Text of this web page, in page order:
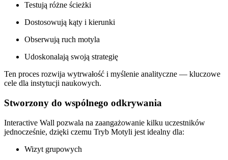
Testują różne ścieżki
Dostosowują kąty i kierunki
Obserwują ruch motyla
Udoskonalają swoją strategię
Ten proces rozwija wytrwałość i myślenie analityczne — kluczowe
cele dla instytucji naukowych.
Stworzony do wspólnego odkrywania
Interactive Wall pozwala na zaangażowanie kilku uczestników
jednocześnie, dzięki czemu Tryb Motyli jest idealny dla:
Wizyt grupowych